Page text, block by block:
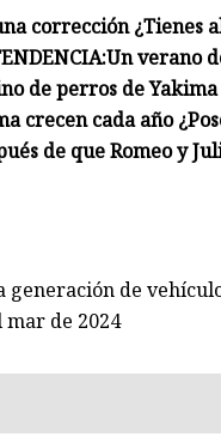
corrección¿Tienes
Un verano
de perros de
crecen cada año
de que Romeo y
de
mar de 2024